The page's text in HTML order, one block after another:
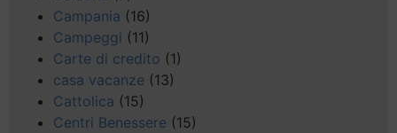
Campania (16)
Campeggi (11)
Carte di credito (1)
casa vacanze (13)
Cattolica (15)
Centri Benessere (15)